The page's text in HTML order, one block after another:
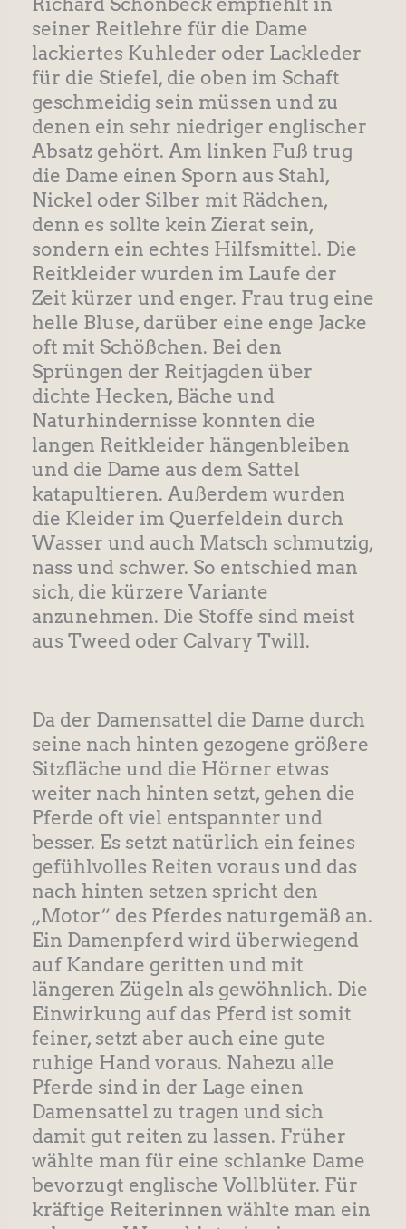
seiner Reitlehre für die Dame
lackiertes Kuhleder oder Lackleder
für die Stiefel, die oben im Schaft
geschmeidig sein müssen und zu
denen ein sehr niedriger englischer
Absatz gehört. Am linken Fuß trug
die Dame einen Sporn aus Stahl,
Nickel oder Silber mit Rädchen,
denn es sollte kein Zierat sein,
sondern ein echtes Hilfsmittel. Die
Reitkleider wurden im Laufe der
Zeit kürzer und enger. Frau trug eine
helle Bluse, darüber eine enge Jacke
oft mit Schößchen. Bei den
Sprüngen der Reitjagden über
dichte Hecken, Bäche und
Naturhindernisse konnten die
langen Reitkleider hängenbleiben
und die Dame aus dem Sattel
katapultieren. Außerdem wurden
die Kleider im Querfeldein durch
Wasser und auch Matsch schmutzig,
nass und schwer. So entschied man
sich, die kürzere Variante
anzunehmen. Die Stoffe sind meist
aus Tweed oder Calvary Twill.
Da der Damensattel die Dame durch
seine nach hinten gezogene größere
Sitzfläche und die Hörner etwas
weiter nach hinten setzt, gehen die
Pferde oft viel entspannter und
besser. Es setzt natürlich ein feines
gefühlvolles Reiten voraus und das
nach hinten setzen spricht den
„Motor“ des Pferdes naturgemäß an.
Ein Damenpferd wird überwiegend
auf Kandare geritten und mit
längeren Zügeln als gewöhnlich. Die
Einwirkung auf das Pferd ist somit
feiner, setzt aber auch eine gute
ruhige Hand voraus. Nahezu alle
Pferde sind in der Lage einen
Damensattel zu tragen und sich
damit gut reiten zu lassen. Früher
wählte man für eine schlanke Dame
bevorzugt englische Vollblüter. Für
kräftige Reiterinnen wählte man ein